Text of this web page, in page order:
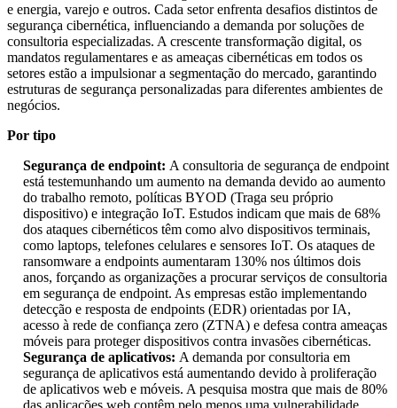
e energia, varejo e outros. Cada setor enfrenta desafios distintos de
segurança cibernética, influenciando a demanda por soluções de
consultoria especializadas. A crescente transformação digital, os
mandatos regulamentares e as ameaças cibernéticas em todos os
setores estão a impulsionar a segmentação do mercado, garantindo
estruturas de segurança personalizadas para diferentes ambientes de
negócios.
Por tipo
Segurança de endpoint: A consultoria de segurança de endpoint
está testemunhando um aumento na demanda devido ao aumento
do trabalho remoto, políticas BYOD (Traga seu próprio
dispositivo) e integração IoT. Estudos indicam que mais de 68%
dos ataques cibernéticos têm como alvo dispositivos terminais,
como laptops, telefones celulares e sensores IoT. Os ataques de
ransomware a endpoints aumentaram 130% nos últimos dois
anos, forçando as organizações a procurar serviços de consultoria
em segurança de endpoint. As empresas estão implementando
detecção e resposta de endpoints (EDR) orientadas por IA,
acesso à rede de confiança zero (ZTNA) e defesa contra ameaças
móveis para proteger dispositivos contra invasões cibernéticas.
Segurança de aplicativos: A demanda por consultoria em
segurança de aplicativos está aumentando devido à proliferação
de aplicativos web e móveis. A pesquisa mostra que mais de 80%